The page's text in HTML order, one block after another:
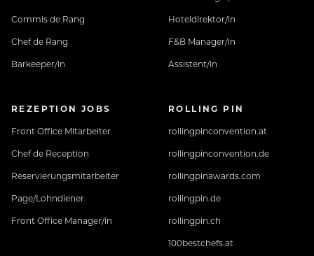
Commis de Rang
Chef de Rang
Barkeeper/in
Hoteldirektor/in
F&B Manager/in
Assistent/in
REZEPTION JOBS
Front Office Mitarbeiter
Chef de Reception
Reservierungsmitarbeiter
Page/Lohndiener
Front Office Manager/in
ROLLING PIN
rollingpinconvention.at
rollingpinconvention.de
rollingpinawards.com
rollingpin.de
rollingpin.ch
100bestchefs.at